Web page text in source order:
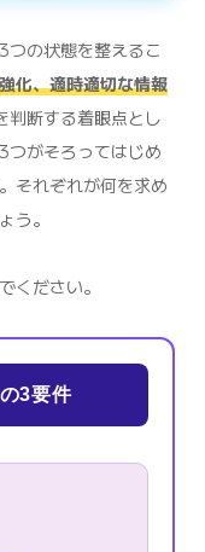
つの状態を整えるこ
化、適時適切な情報
判断する着眼点とし
つがそろってはじめ
それぞれが何を求め
う。
ください。
3要件